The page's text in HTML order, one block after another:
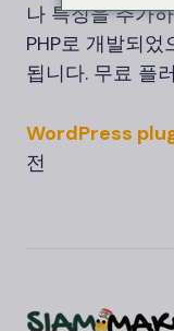
나 특징을 추가
PHP로 개발되
됩니다. 무료 플
WordPress
전